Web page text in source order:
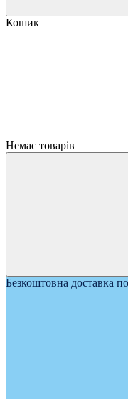
Кошик
Немає товарів
Безкоштовна доставка